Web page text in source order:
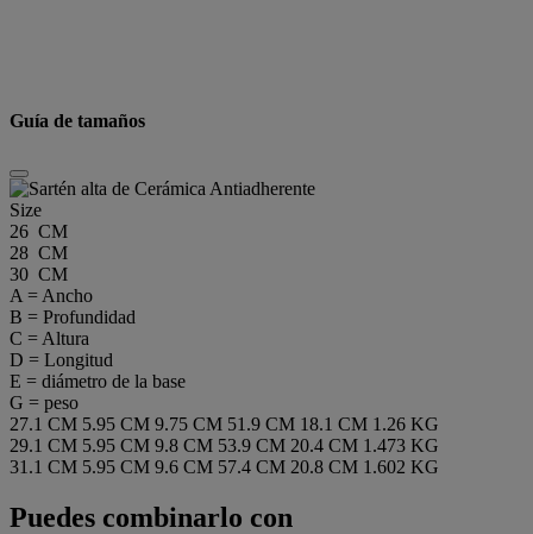
Guía de tamaños
Size
26 CM
28 CM
30 CM
A = Ancho
B = Profundidad
C = Altura
D = Longitud
E = diámetro de la base
G = peso
27.1 CM 5.95 CM 9.75 CM 51.9 CM 18.1 CM 1.26 KG
29.1 CM 5.95 CM 9.8 CM 53.9 CM 20.4 CM 1.473 KG
31.1 CM 5.95 CM 9.6 CM 57.4 CM 20.8 CM 1.602 KG
Puedes combinarlo con